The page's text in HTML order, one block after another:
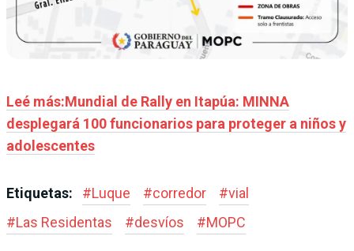
Leé más:Mundial de Rally en Itapúa: MINNA
desplegará 100 funcionarios para proteger a niños y
adolescentes
Etiquetas: #Luque #corredor #vial
#Las Residentas #desvíos #MOPC